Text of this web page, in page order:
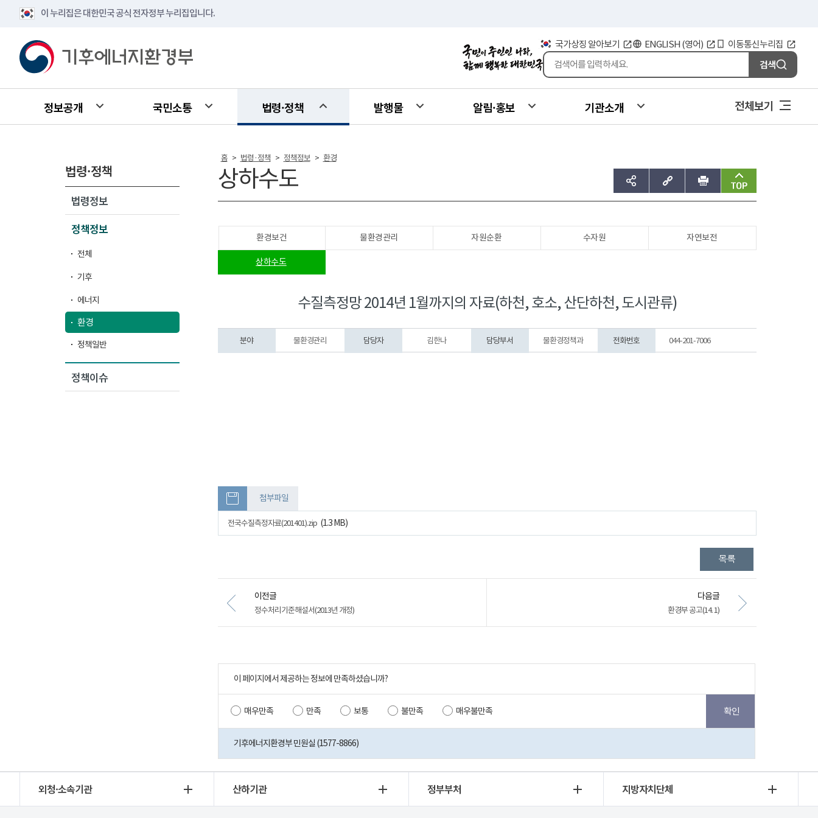
이 누리집은 대한민국 공식 전자정부 누리집입니다.
국가상징 알아보기 ENGLISH (영어) 이동통신누리집
검색
정보공개 국민소통 법령·정책 발행물 알림·홍보 기관소개 전체보기
법령·정책
법령정보
정책정보
전체
기후
에너지
환경
정책일반
정책이슈
홈 > 법령·정책 > 정책정보 > 환경
상하수도 sns공유하기 주소복사 인쇄 맨위로
환경보건 물환경관리 자원순환 수자원 자연보전
상하수도
수질측정망 2014년 1월까지의 자료(하천, 호소, 산단하천, 도시관류)
분야 물환경관리 담당자 김한나 담당부서 물환경정책과 전화번호 044-201-7006
첨부파일
전국수질측정자료(201401).zip (1.3 MB)
이전글
정수처리기준해설서(2013년 개정)
다음글
환경부 공고(14. 1)
이 페이지에서 제공하는 정보에 만족하셨습니까?
매우만족 만족 보통 불만족 매우불만족
기후에너지환경부 민원실 (1577-8866)
외청·소속기관 산하기관 정부부처 지방자치단체